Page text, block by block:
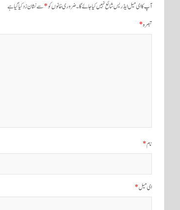
آپ کا ای میل ایڈریس شائع نہیں کیا جائے گا۔ضروری خانوں کو*سے نشان زد کیا گیا ہے
تبصرہ*
نام*
ای میل*